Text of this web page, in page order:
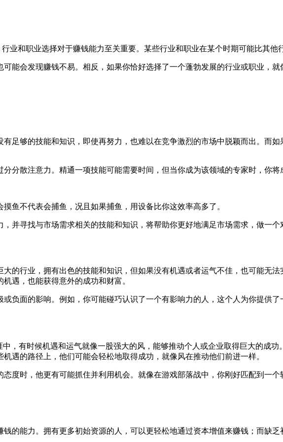
业和职业选择对于赚钱能力至关重要。某些行业和职业在某个时期可能比其他
能会发现赚钱不易。相反，如果你恰好选择了一个蓬勃发展的行业或职业，
足够的技能和知识，即使再努力，也难以在竞争激烈的市场中脱颖而出。而
分散注意力。精通一项技能可能需要时间，但当你成为该领域的专家时，你将
鱼不代表会捕鱼，况且如果捕鱼，用设备比你这效率高多了。
并寻找与市场需求相关的技能和知识，将帮助你更好地满足市场需求，做一个
的行业，拥有出色的技能和知识，但如果没有机遇或者运气不佳，也可能无
遇，也能获得意外的成功和财富。
负面的影响。例如，你可能碰巧认识了一个有影响力的人，这个人为你提供
，有时候机遇和运气就像一股强大的风，能够推动个人或企业取得巨大的成
遇的路径上，他们可能会轻松地取得成功，就像风在推动他们前进一样。
度时，他更有可能抓住并利用机会。就像在游戏部落战中，你刚好匹配到一
的能力。拥有更多初始资源的人，可以更轻松地通过资本增值来赚钱；而缺乏